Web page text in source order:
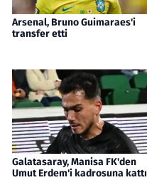
Arsenal, Bruno Guimaraes'i
transfer etti
Galatasaray, Manisa FK'den
Umut Erdem'i kadrosuna kattı